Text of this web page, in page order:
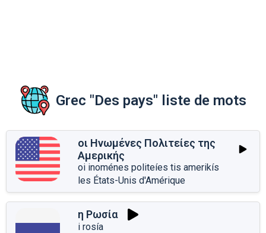
Grec "Des pays" liste de mots
οι Ηνωμένες Πολιτείες της
Αμερικής
oi inoménes politeíes tis amerikís
les États-Unis d'Amérique
η Ρωσία
i rosía